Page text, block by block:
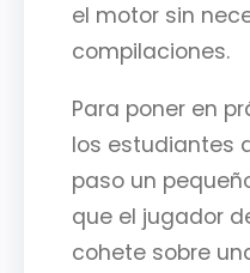
el motor sin
compilaciones.
Para poner en
los estudiantes
paso un
que el jugador
cohete sobre